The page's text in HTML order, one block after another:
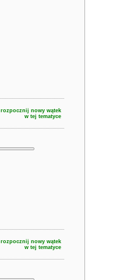
rozpocznij nowy wątek
w tej tematyce
rozpocznij nowy wątek
w tej tematyce